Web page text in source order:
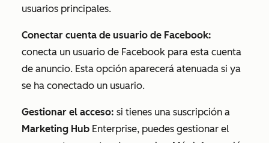
usuarios principales.
Conectar cuenta de usuario de Facebook:
conecta un usuario de Facebook para esta cuenta
de anuncio. Esta opción aparecerá atenuada si ya
se ha conectado un usuario.
Gestionar el acceso: si tienes una suscripción a
Marketing Hub Enterprise, puedes gestionar el